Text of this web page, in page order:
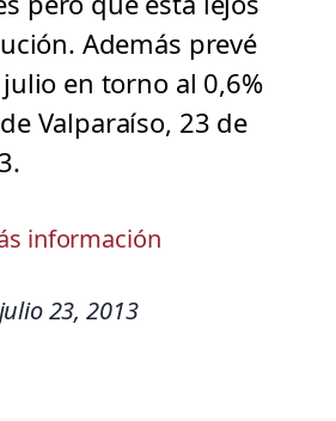
Además prevé
en torno al 0,6%
Valparaíso, 23 de
información
julio 23, 2013